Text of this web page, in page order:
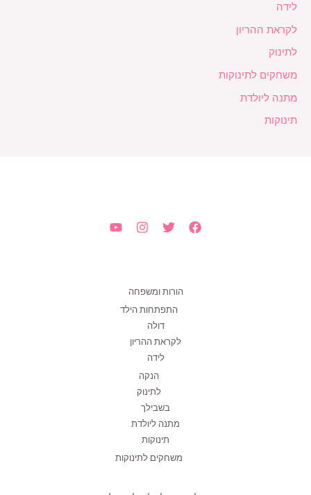
לידה
לקראת ההריון
לתינוק
משחקים לתינוקות
מתנה ליולדת
תינוקות
הורות ומשפחה
התפתחות הילד
דולה
לקראת ההריון
לידה
הנקה
לתינוק
בשבילך
מתנה ליולדת
תינוקות
משחקים לתינוקות